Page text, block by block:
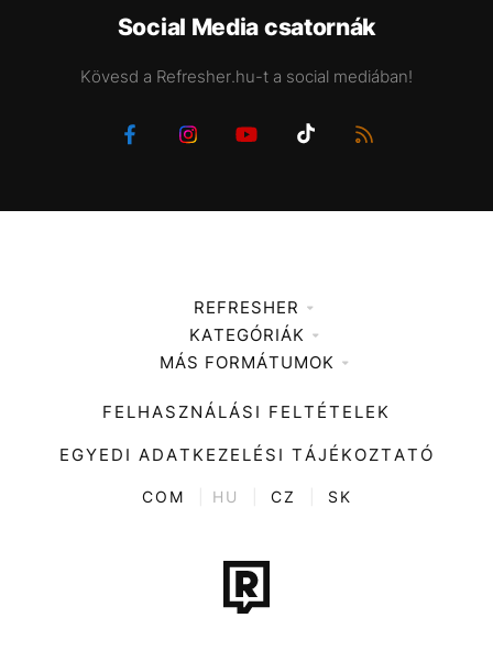
Social Media csatornák
Kövesd a Refresher.hu-t a social mediában!
REFRESHER
Médiaajánlat
KATEGÓRIÁK
Zene
Divat
Kultúra
ENTR
Tech-Tudomány
Sport
MÁS FORMÁTUMOK
FELHASZNÁLÁSI FELTÉTELEK
EGYEDI ADATKEZELÉSI TÁJÉKOZTATÓ
COM HU CZ SK